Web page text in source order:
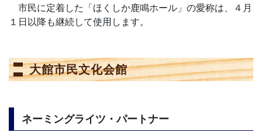
市民に定着した「ほくしか鹿鳴ホール」の愛称は、４月
１日以降も継続して使用します。
大館市民文化会館
ネーミングライツ・パートナー